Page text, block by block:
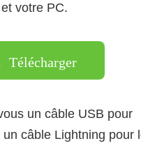
votre PC.
Télécharger
un câble USB pour
câble Lightning pour